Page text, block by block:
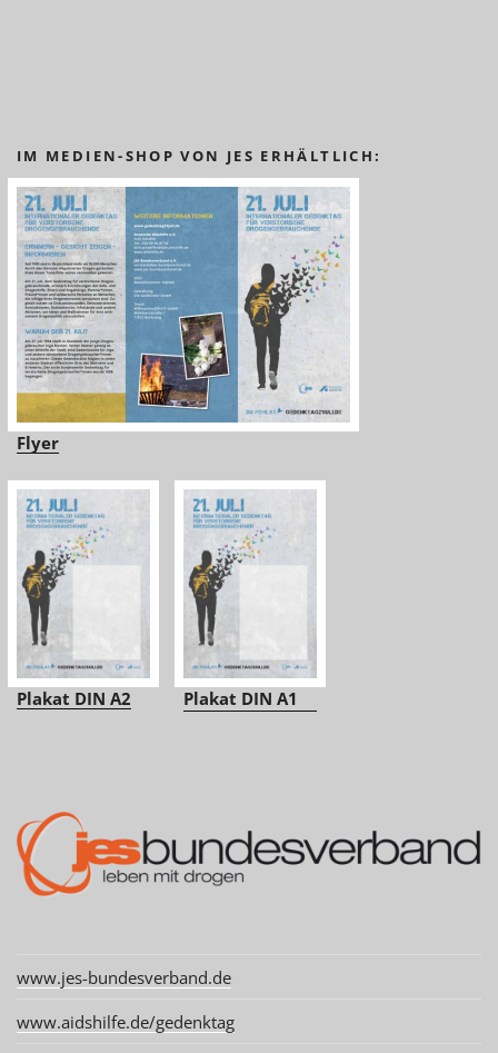
IM MEDIEN-SHOP VON JES ERHÄLTLICH:
Flyer
Plakat DIN A2 Plakat DIN A1
www.jes-bundesverband.de
www.aidshilfe.de/gedenktag